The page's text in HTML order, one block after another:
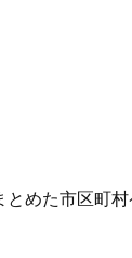
めた市区町村